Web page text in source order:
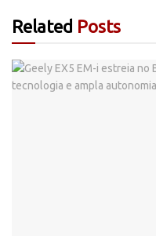
Related Posts